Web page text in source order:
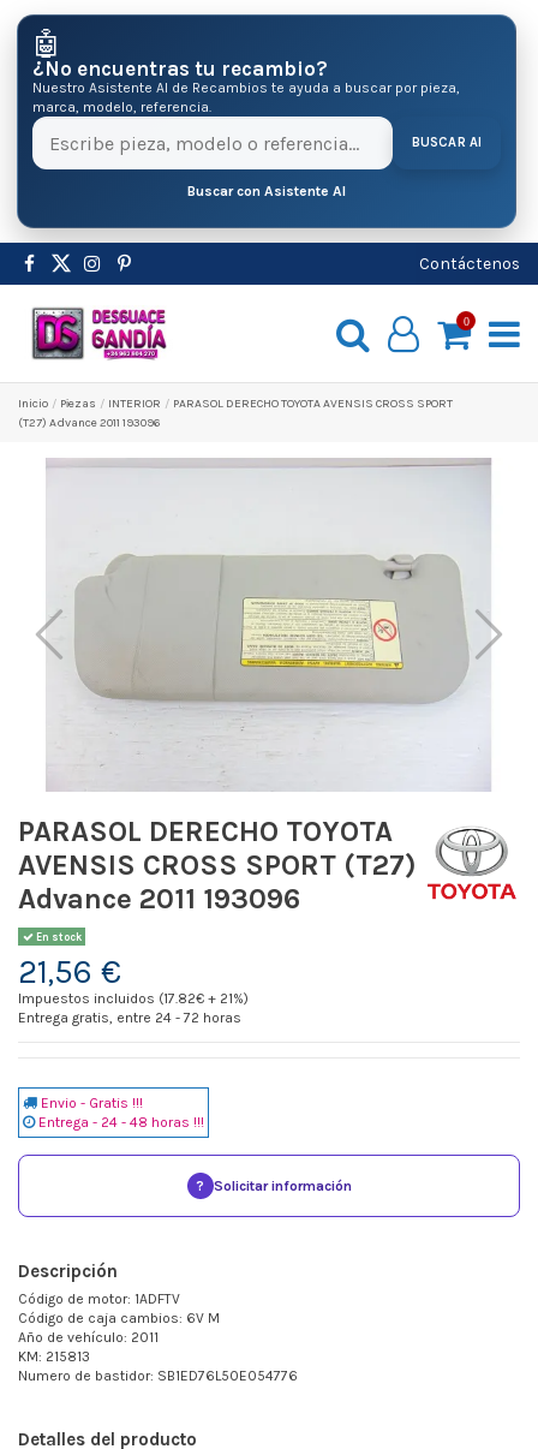
🤖
¿No encuentras tu recambio?
Nuestro Asistente AI de Recambios te ayuda a buscar por pieza,
marca, modelo, referencia.
BUSCAR AI
Buscar con Asistente AI
Contáctenos
0
Inicio Pіezas INTERIOR
PARASOL DERECHO TOYOTA AVENSIS CROSS SPORT
(T27) Advance 2011 193096
PARASOL DERECHO TOYOTA
AVENSIS CROSS SPORT (T27)
Advance 2011 193096
En stock
21,56 €
Impuestos incluidos (17.82€ + 21%)
Entrega gratis, entre 24 - 72 horas
Envio - Gratis !!!
Entrega - 24 - 48 horas !!!
? Solicitar información
Descripción
Código de motor: 1ADFTV
Código de caja cambios: 6V M
Año de vehículo: 2011
KM: 215813
Numero de bastidor: SB1ED76L50E054776
Detalles del producto